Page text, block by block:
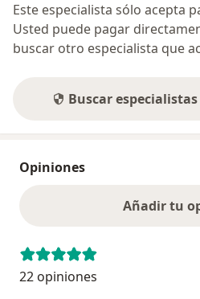
Este especialista sólo acepta
Usted puede pagar
buscar otro especialista que
Buscar
Opiniones
Añadir tu
22 opiniones